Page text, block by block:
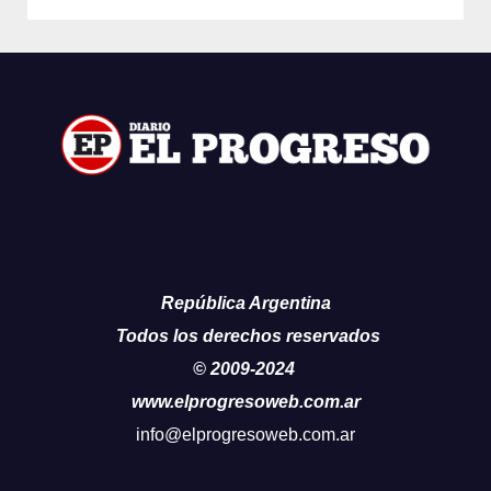
República Argentina
Todos los derechos reservados
© 2009-2024
www.elprogresoweb.com.ar
info@elprogresoweb.com.ar